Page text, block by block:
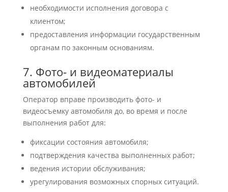
необходимости исполнения договора с
клиентом;
предоставления информации государственным
органам по законным основаниям.
7. Фото- и видеоматериалы
автомобилей
Оператор вправе производить фото- и
видеосъемку автомобиля до, во время и после
выполнения работ для:
фиксации состояния автомобиля;
подтверждения качества выполненных работ;
ведения истории обслуживания;
урегулирования возможных спорных ситуаций.